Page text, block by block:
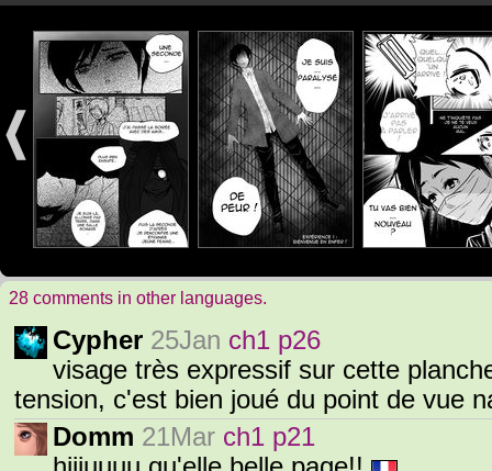
28 comments in other languages.
Cypher 25Jan ch1 p26
visage très expressif sur cette
tension, c'est bien joué du point de vue
Domm 21Mar ch1 p21